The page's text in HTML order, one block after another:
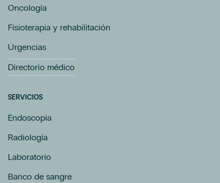
Oncología
Fisioterapia y rehabilitación
Urgencias
Directorio médico
SERVICIOS
Endoscopia
Radiología
Laboratorio
Banco de sangre